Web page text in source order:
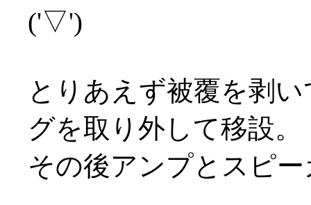
('▽')
とりあえず被覆を剥
グを取り外して移設。
その後アンプとスピ